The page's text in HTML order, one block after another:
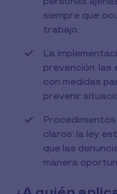
siempre que
trabajo.
La
prevención: las
con medidas
prevenir
claros: la ley
que las
manera